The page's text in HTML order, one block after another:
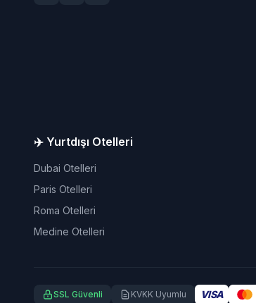
✈️ Yurtdışı Otelleri
Dubai Otelleri
Paris Otelleri
Roma Otelleri
Medine Otelleri
SSL Güvenli KVKK Uyumlu VISA